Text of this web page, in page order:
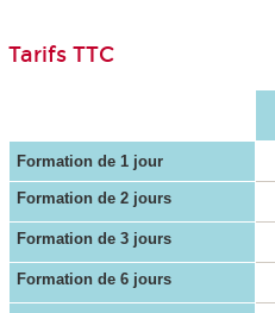
Tarifs TTC
Formation de 1 jour
Formation de 2 jours
Formation de 3 jours
Formation de 6 jours